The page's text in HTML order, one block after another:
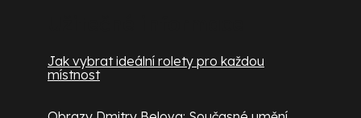
Jak vybrat ideální rolety pro každou
místnost